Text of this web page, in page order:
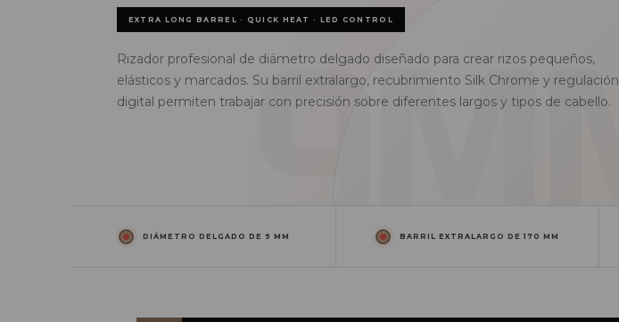
EXTRA LONG BARREL · QUICK HEAT · LED CONTROL
Rizador profesional de diámetro delgado diseñado para crear rizos pequeños,
elásticos y marcados. Su barril extralargo, recubrimiento Silk Chrome y regulación
digital permiten trabajar con precisión sobre diferentes largos y tipos de cabello.
DIÁMETRO DELGADO DE 9 MM BARRIL EXTRALARGO DE 170 MM